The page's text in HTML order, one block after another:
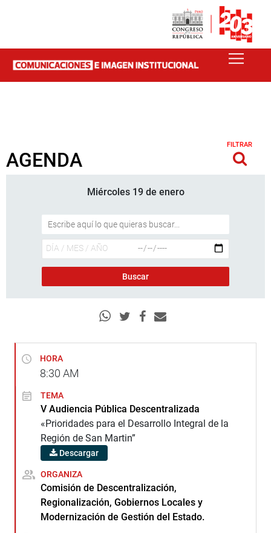
AGENDA
FILTRAR
Miércoles 19 de enero
HORA
8:30 AM
TEMA
V Audiencia Pública Descentralizada
«Prioridades para el Desarrollo Integral de la
Región de San Martin”
Descargar
ORGANIZA
Comisión de Descentralización,
Regionalización, Gobiernos Locales y
Modernización de Gestión del Estado.